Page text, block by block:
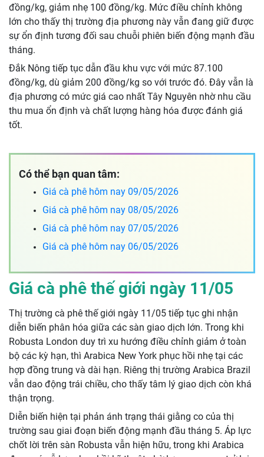
đồng/kg, giảm nhẹ 100 đồng/kg. Mức điều chỉnh không
lớn cho thấy thị trường địa phương này vẫn đang giữ được
sự ổn định tương đối sau chuỗi phiên biến động mạnh đầu
tháng.
Đắk Nông tiếp tục dẫn đầu khu vực với mức 87.100
đồng/kg, dù giảm 200 đồng/kg so với trước đó. Đây vẫn là
địa phương có mức giá cao nhất Tây Nguyên nhờ nhu cầu
thu mua ổn định và chất lượng hàng hóa được đánh giá
tốt.
Có thể bạn quan tâm:
Giá cà phê hôm nay 09/05/2026
Giá cà phê hôm nay 08/05/2026
Giá cà phê hôm nay 07/05/2026
Giá cà phê hôm nay 06/05/2026
Giá cà phê thế giới ngày 11/05
Thị trường cà phê thế giới ngày 11/05 tiếp tục ghi nhận
diễn biến phân hóa giữa các sàn giao dịch lớn. Trong khi
Robusta London duy trì xu hướng điều chỉnh giảm ở toàn
bộ các kỳ hạn, thì Arabica New York phục hồi nhẹ tại các
hợp đồng trung và dài hạn. Riêng thị trường Arabica Brazil
vẫn dao động trái chiều, cho thấy tâm lý giao dịch còn khá
thận trọng.
Diễn biến hiện tại phản ánh trạng thái giằng co của thị
trường sau giai đoạn biến động mạnh đầu tháng 5. Áp lực
chốt lời trên sàn Robusta vẫn hiện hữu, trong khi Arabica